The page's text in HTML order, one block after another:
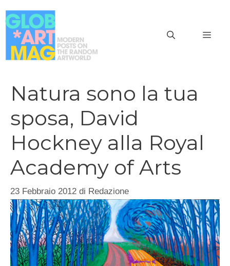
al
contenuto
Natura sono la tua
sposa, David
Hockney alla Royal
Academy of Arts
23 Febbraio 2012 di Redazione